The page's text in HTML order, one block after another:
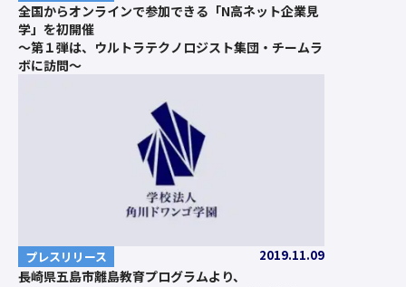
全国からオンラインで参加できる「N高ネット企業見
学」を初開催
～第１弾は、ウルトラテクノロジスト集団・チームラ
ボに訪問～
プレスリリース 2019.11.09
長崎県五島市離島教育プログラムより、